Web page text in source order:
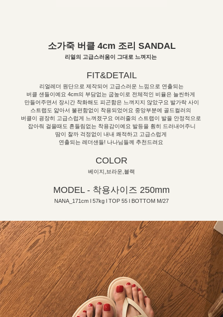
소가죽 버클 4cm 조리 SANDAL
리얼의 고급스러움이 그대로 느껴지는
FIT&DETAIL
리얼레더 원단으로 제작되어 고급스러운 느낌으로 연출되는
버클 샌들이예요 4cm의 부담없는 굽높이로 전체적인 비율은 늘씬하게
만들어주면서 장시간 착화해도 피곤함은 느껴지지 않았구요 발가락 사이
스트랩도 얇아서 불편함없이 착용되었어요 중앙부분에 골드컬러의
버클이 굉장히 고급스럽게 느껴졌구요 여러줄의 스트랩이 발을 안정적으로
잡아줘 걸을때도 흔들림없는 착용감이예요 발등을 훤히 드러내어주니
땀이 찰까 걱정없이 내내 쾌적하고 고급스럽게
연출되는 레더샌들! 나나님들께 추천드려요
COLOR
베이지,브라운,블랙
MODEL - 착용사이즈 250mm
NANA_171cm l 57kg l TOP 55 l BOTTOM M/27